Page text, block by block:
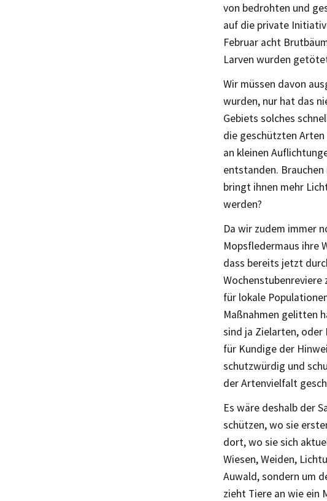
von bedrohten und
auf die private
Februar acht
Larven wurden
Wir müssen davon
wurden, nur hat das
Gebiets solches
die geschützten
an kleinen
entstanden.
bringt ihnen mehr
werden?
Da wir zudem immer
Mopsfledermaus ihre
dass bereits jetzt
für lokale
Maßnahmen gelitten
sind ja Zielarten,
für Kundige der
schutzwürdig und
der Artenvielfalt
Es wäre deshalb der
schützen, wo sie
dort, wo sie sich
Wiesen, Weiden,
Auwald, sondern um
zieht Tiere an wie ein